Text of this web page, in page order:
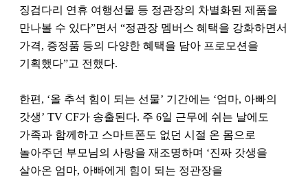
징검다리 연휴 여행선물 등 정관장의 차별화된 제품을
만나볼 수 있다”면서 “정관장 멤버스 혜택을 강화하면서
가격, 증정품 등의 다양한 혜택을 담아 프로모션을
기획했다”고 전했다.
한편, ‘올 추석 힘이 되는 선물’ 기간에는 ‘엄마, 아빠의
갓생’ TV CF가 송출된다. 주 6일 근무에 쉬는 날에도
가족과 함께하고 스마트폰도 없던 시절 온 몸으로
놀아주던 부모님의 사랑을 재조명하며 ‘진짜 갓생을
살아온 엄마, 아빠에게 힘이 되는 정관장을